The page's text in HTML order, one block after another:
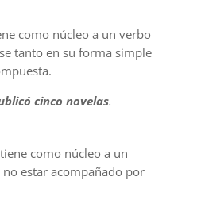
como núcleo a un verbo
tanto en su forma simple
cinco novelas.
como núcleo a un
estar acompañado por